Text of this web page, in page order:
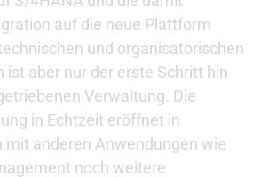
auf die neue Plattform
und organisatorischen
ist aber nur der erste Schritt hin
Verwaltung. Die
in Echtzeit eröffnet in
mit anderen Anwendungen wie
noch weitere